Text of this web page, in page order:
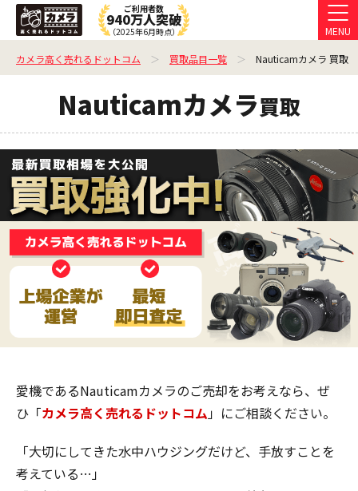
ご利用者数
940万人突破
（2025年6月時点） MENU
カメラ高く売れるドットコム 買取品目一覧 Nauticamカメラ 買取
Nauticamカメラ買取
愛機であるNauticamカメラのご売却をお考えなら、ぜ
ひ「カメラ高く売れるドットコム」にご相談ください。
「大切にしてきた水中ハウジングだけど、手放すことを
考えている…」